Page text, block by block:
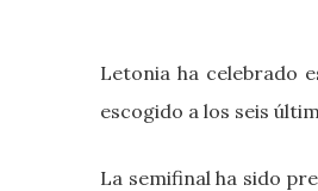
Letonia ha celebrado
escogido a los seis
La semifinal ha sido